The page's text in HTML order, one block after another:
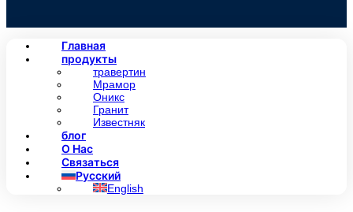
Главная
продукты
травертин
Мрамор
Оникс
Гранит
Известняк
блог
О Нас
Связаться
Русский
English